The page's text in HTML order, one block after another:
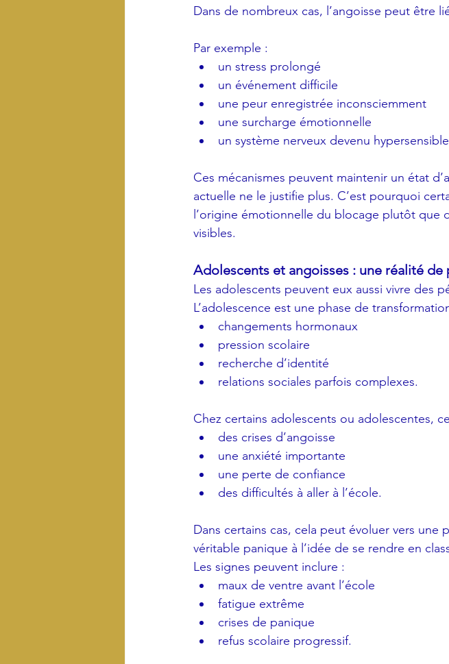
Dans de nombreux cas, l’angoisse peut être
Par exemple :
un stress prolongé
un événement difficile
une peur enregistrée inconsciemment
une surcharge émotionnelle
un système nerveux devenu
Ces mécanismes peuvent maintenir un état
actuelle ne le justifie plus. C’est pourquoi
l’origine émotionnelle du blocage plutôt que
visibles.
Adolescents et angoisses : une réalité de
Les adolescents peuvent eux aussi vivre des
L’adolescence est une phase de
changements hormonaux
pression scolaire
recherche d’identité
relations sociales parfois complexes.
Chez certains adolescents ou adolescentes,
des crises d’angoisse
une anxiété importante
une perte de confiance
des difficultés à aller à l’école.
Dans certains cas, cela peut évoluer vers une
véritable panique à l’idée de se rendre en
Les signes peuvent inclure :
maux de ventre avant l’école
fatigue extrême
crises de panique
refus scolaire progressif.